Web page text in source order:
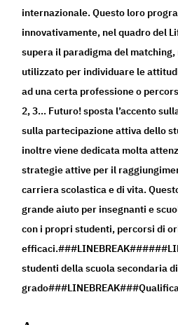
internazionale. Questo loro
innovativamente, nel quadro del
supera il paradigma del
utilizzato per individuare le
ad una certa professione o
2, 3… Futuro! sposta l’accento
sulla partecipazione attiva dello
inoltre viene dedicata molta
strategie attive per il
carriera scolastica e di vita.
grande aiuto per insegnanti e
con i propri studenti, percorsi di
studenti della scuola secondaria